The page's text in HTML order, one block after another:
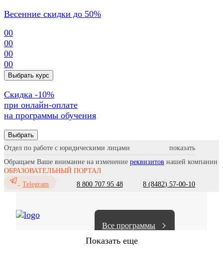
Весенние скидки до 50%
00
00
00
00
Выбрать курс
Cкидка -10%
при онлайн-оплате
на программы обучения
Выбрать
Отдел по работе с юридическими лицами
Обращаем Ваше внимание на изменение реквизитов нашей компании
ОБРАЗОВАТЕЛЬНЫЙ ПОРТАЛ
Telegram
8 800 707 95 48 8 (8482) 57-00-10
Все программы
Показать еще